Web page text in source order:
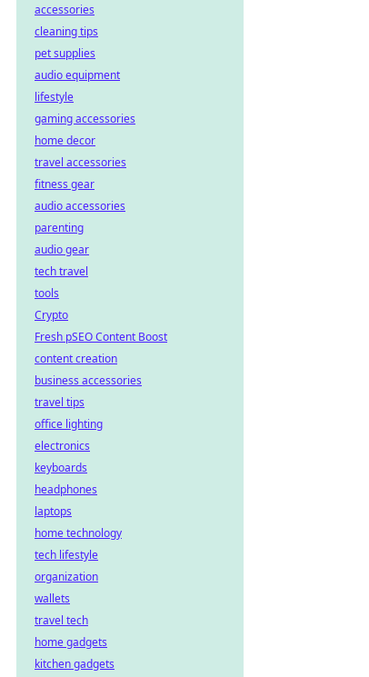
accessories
cleaning tips
pet supplies
audio equipment
lifestyle
gaming accessories
home decor
travel accessories
fitness gear
audio accessories
parenting
audio gear
tech travel
tools
Crypto
Fresh pSEO Content Boost
content creation
business accessories
travel tips
office lighting
electronics
keyboards
headphones
laptops
home technology
tech lifestyle
organization
wallets
travel tech
home gadgets
kitchen gadgets